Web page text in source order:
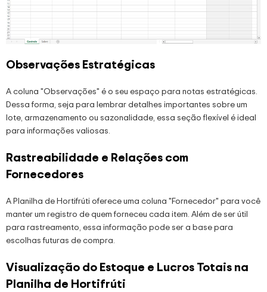
Observações Estratégicas
A coluna "Observações" é o seu espaço para notas estratégicas.
Dessa forma, seja para lembrar detalhes importantes sobre um
lote, armazenamento ou sazonalidade, essa seção flexível é ideal
para informações valiosas.
Rastreabilidade e Relações com
Fornecedores
A Planilha de Hortifrúti oferece uma coluna "Fornecedor" para você
manter um registro de quem forneceu cada item. Além de ser útil
para rastreamento, essa informação pode ser a base para
escolhas futuras de compra.
Visualização do Estoque e Lucros Totais na
Planilha de Hortifrúti